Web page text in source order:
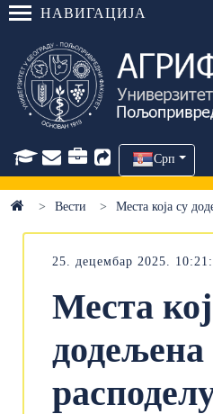
НАВИГАЦИЈА
Срп
Вести Места која су
25. децембар 2025.
Места
додељена